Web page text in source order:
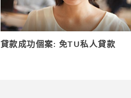
貸款成功個案: 免TU私人貸款